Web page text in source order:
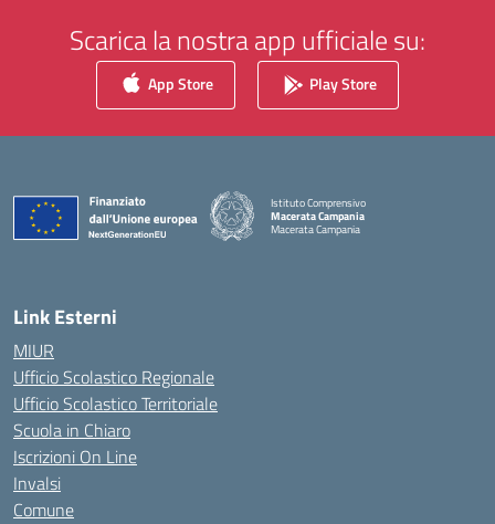
Scarica la nostra app ufficiale su:
App Store Play Store
Istituto Comprensivo
Macerata Campania
Macerata Campania
— Visita la pagina iniziale della scuola
Link Esterni
MIUR
Ufficio Scolastico Regionale
Ufficio Scolastico Territoriale
Scuola in Chiaro
Iscrizioni On Line
Invalsi
Comune